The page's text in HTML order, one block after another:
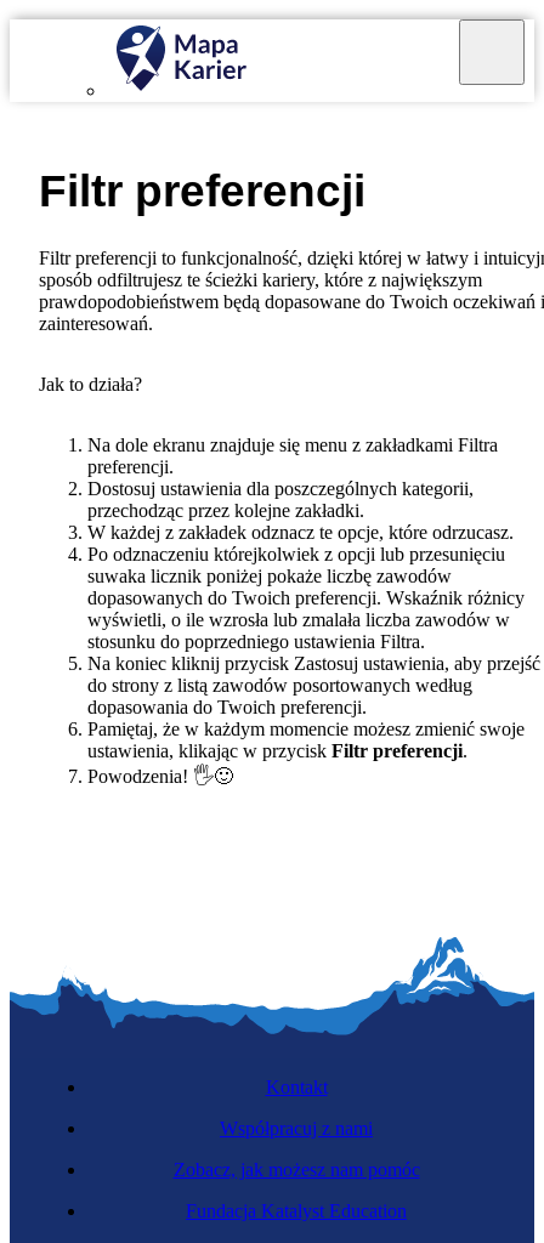
Filtr preferencji
Filtr preferencji to funkcjonalność, dzięki której w łatwy i
sposób odfiltrujesz te ścieżki kariery, które z największym
prawdopodobieństwem będą dopasowane do Twoich oczekiwań i
zainteresowań.
Jak to działa?
Na dole ekranu znajduje się menu z zakładkami Filtra
preferencji.
Dostosuj ustawienia dla poszczególnych kategorii,
przechodząc przez kolejne zakładki.
W każdej z zakładek odznacz te opcje, które odrzucasz.
Po odznaczeniu którejkolwiek z opcji lub przesunięciu
suwaka licznik poniżej pokaże liczbę zawodów
dopasowanych do Twoich preferencji. Wskaźnik różnicy
wyświetli, o ile wzrosła lub zmalała liczba zawodów w
stosunku do poprzedniego ustawienia Filtra.
Na koniec kliknij przycisk Zastosuj ustawienia, aby przejść
do strony z listą zawodów posortowanych według
dopasowania do Twoich preferencji.
Pamiętaj, że w każdym momencie możesz zmienić swoje
ustawienia, klikając w przycisk Filtr preferencji.
Powodzenia! 🖐️🙂
Kontakt
Współpracuj z nami
Zobacz, jak możesz nam pomóc
Fundacja Katalyst Education